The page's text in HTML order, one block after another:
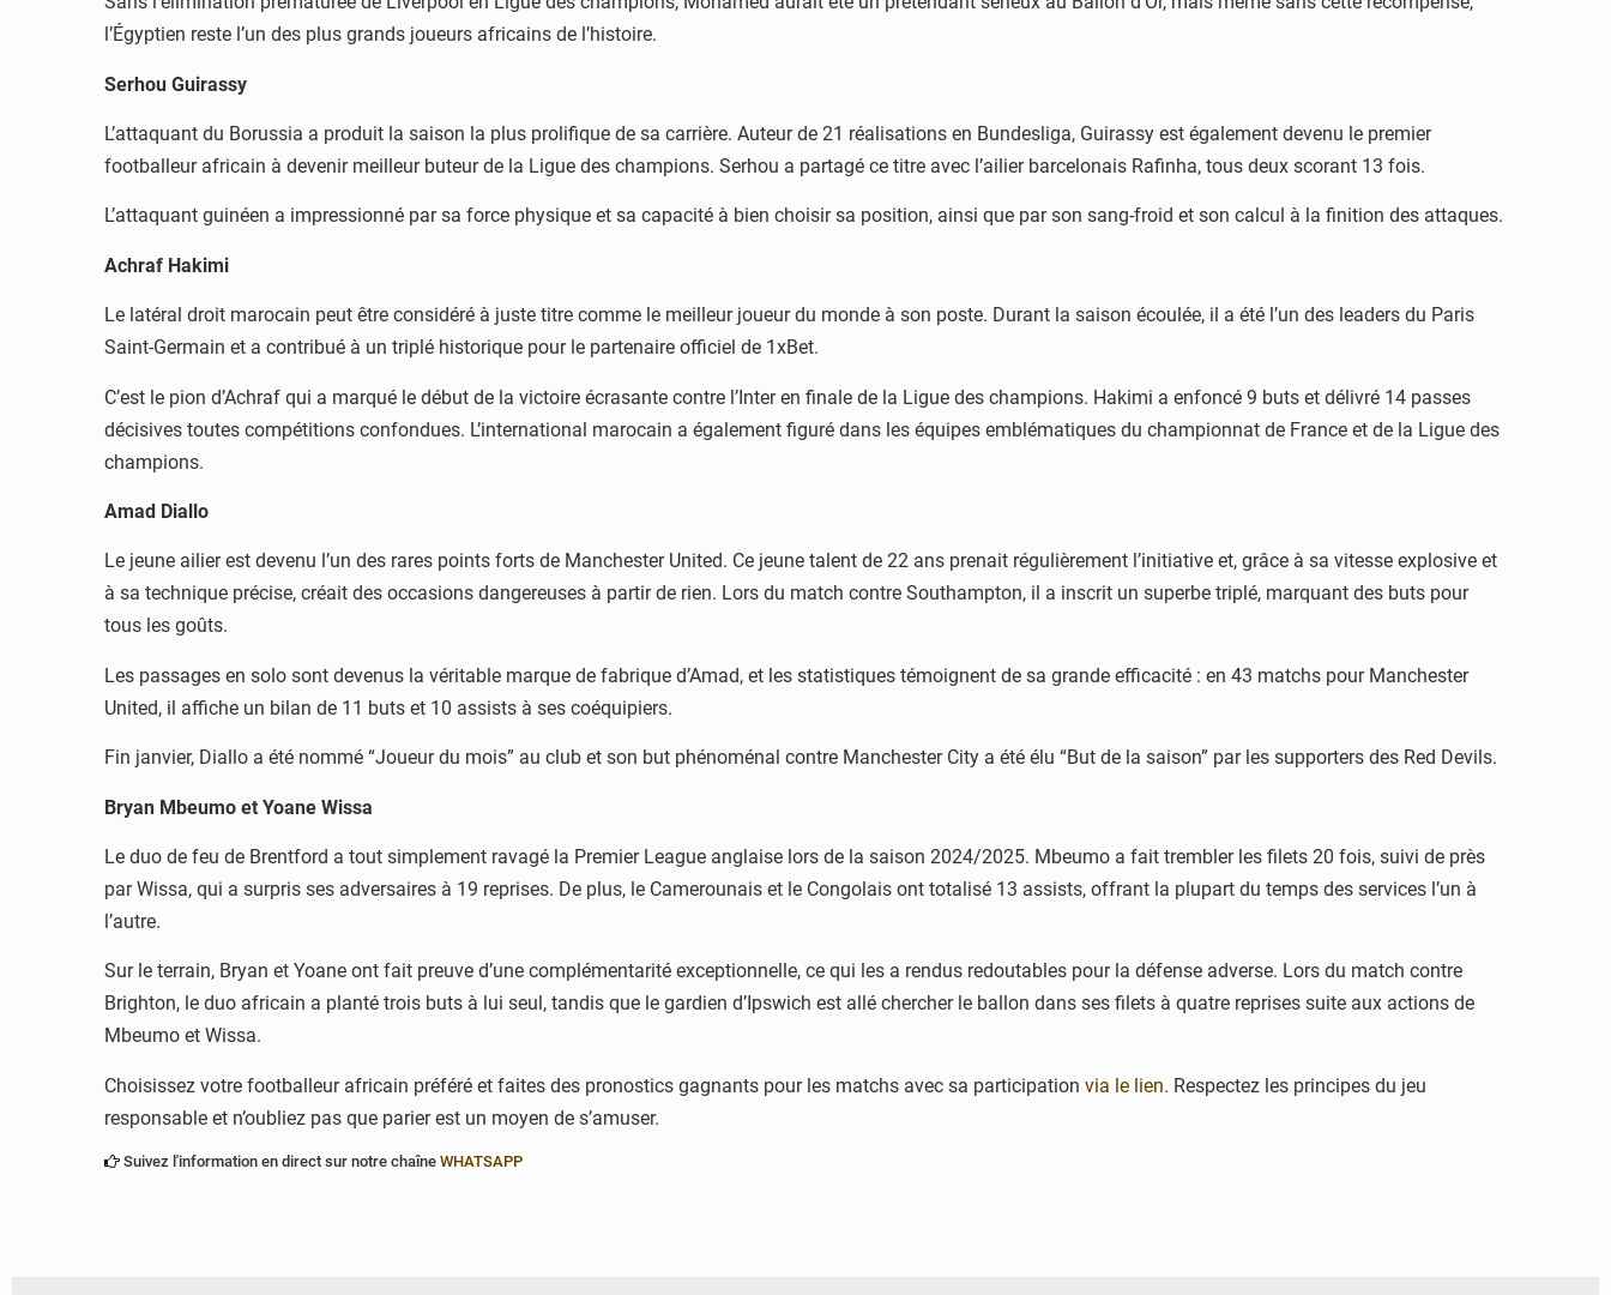
l’Égyptien reste l’un des plus grands joueurs africains de l’histoire.
Serhou Guirassy
L’attaquant du Borussia a produit la saison la plus prolifique de sa carrière. Auteur de 21 réalisations en Bundesliga, Guirassy est également devenu le premier
footballeur africain à devenir meilleur buteur de la Ligue des champions. Serhou a partagé ce titre avec l’ailier barcelonais Rafinha, tous deux scorant 13 fois.
L’attaquant guinéen a impressionné par sa force physique et sa capacité à bien choisir sa position, ainsi que par son sang-froid et son calcul à la finition des attaques.
Achraf Hakimi
Le latéral droit marocain peut être considéré à juste titre comme le meilleur joueur du monde à son poste. Durant la saison écoulée, il a été l’un des leaders du Paris
Saint-Germain et a contribué à un triplé historique pour le partenaire officiel de 1xBet.
C’est le pion d’Achraf qui a marqué le début de la victoire écrasante contre l’Inter en finale de la Ligue des champions. Hakimi a enfoncé 9 buts et délivré 14 passes
décisives toutes compétitions confondues. L’international marocain a également figuré dans les équipes emblématiques du championnat de France et de la Ligue des
champions.
Amad Diallo
Le jeune ailier est devenu l’un des rares points forts de Manchester United. Ce jeune talent de 22 ans prenait régulièrement l’initiative et, grâce à sa vitesse explosive et
à sa technique précise, créait des occasions dangereuses à partir de rien. Lors du match contre Southampton, il a inscrit un superbe triplé, marquant des buts pour
tous les goûts.
Les passages en solo sont devenus la véritable marque de fabrique d’Amad, et les statistiques témoignent de sa grande efficacité : en 43 matchs pour Manchester
United, il affiche un bilan de 11 buts et 10 assists à ses coéquipiers.
Fin janvier, Diallo a été nommé “Joueur du mois” au club et son but phénoménal contre Manchester City a été élu “But de la saison” par les supporters des Red Devils.
Bryan Mbeumo et Yoane Wissa
Le duo de feu de Brentford a tout simplement ravagé la Premier League anglaise lors de la saison 2024/2025. Mbeumo a fait trembler les filets 20 fois, suivi de près
par Wissa, qui a surpris ses adversaires à 19 reprises. De plus, le Camerounais et le Congolais ont totalisé 13 assists, offrant la plupart du temps des services l’un à
l’autre.
Sur le terrain, Bryan et Yoane ont fait preuve d’une complémentarité exceptionnelle, ce qui les a rendus redoutables pour la défense adverse. Lors du match contre
Brighton, le duo africain a planté trois buts à lui seul, tandis que le gardien d’Ipswich est allé chercher le ballon dans ses filets à quatre reprises suite aux actions de
Mbeumo et Wissa.
Choisissez votre footballeur africain préféré et faites des pronostics gagnants pour les matchs avec sa participation via le lien. Respectez les principes du jeu
responsable et n’oubliez pas que parier est un moyen de s’amuser.
Suivez l'information en direct sur notre chaîne WHATSAPP